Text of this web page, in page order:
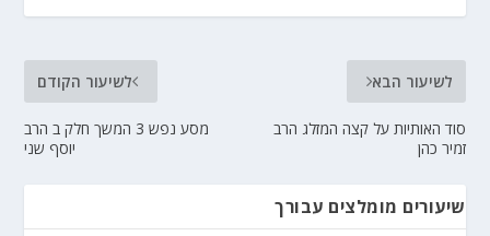
לשיעור הקודם
מסע נפש 3 המשך חלק ב הרב
יוסף שני
לשיעור הבא
סוד האותיות על קצה המזלג הרב
זמיר כהן
שיעורים מומלצים עבורך